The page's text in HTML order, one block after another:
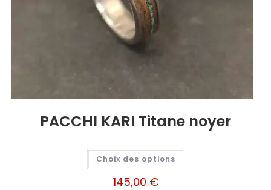
PACCHI KARI Titane noyer
Choix des options
145,00 €